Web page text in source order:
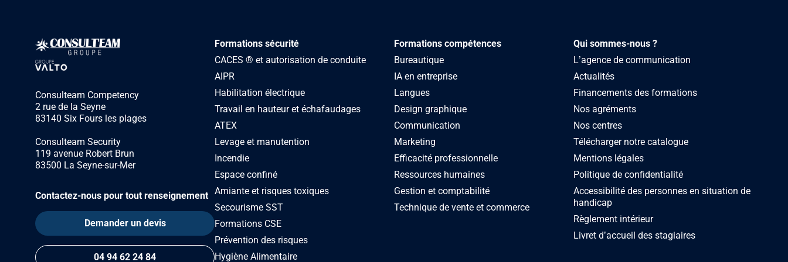
Consulteam Competency
2 rue de la Seyne
83140 Six Fours les plages
Consulteam Security
119 avenue Robert Brun
83500 La Seyne-sur-Mer
Contactez-nous pour tout renseignement
Demander un devis
04 94 62 24 84
Formations sécurité
CACES ® et autorisation de conduite
AIPR
Habilitation électrique
Travail en hauteur et échafaudages
ATEX
Levage et manutention
Incendie
Espace confiné
Amiante et risques toxiques
Secourisme SST
Formations CSE
Prévention des risques
Hygiène Alimentaire
Formations compétences
Bureautique
IA en entreprise
Langues
Design graphique
Communication
Marketing
Efficacité professionnelle
Ressources humaines
Gestion et comptabilité
Technique de vente et commerce
Qui sommes-nous ?
L’agence de communication
Actualités
Financements des formations
Nos agréments
Nos centres
Télécharger notre catalogue
Mentions légales
Politique de confidentialité
Accessibilité des personnes en situation de
handicap
Règlement intérieur
Livret d’accueil des stagiaires